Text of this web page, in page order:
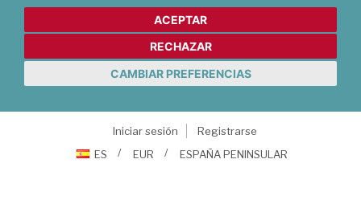
ACEPTAR
RECHAZAR
CAMBIAR PREFERENCIAS
Iniciar sesión
Registrarse
ES
EUR ESPAÑA PENINSULAR